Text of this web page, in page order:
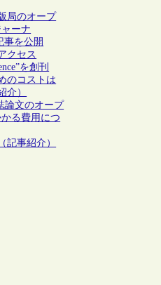
局のオープ
ーナ
事を公開
クセス
を創刊
のコストは
介）
論文のオープ
る費用につ
記事紹介）